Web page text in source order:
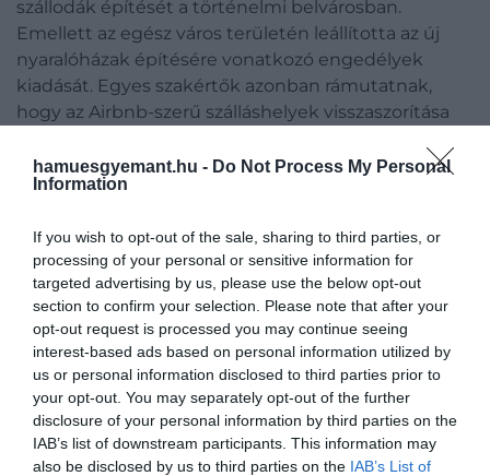
hamuesgyemant.hu - Do Not Process My Personal
Information
If you wish to opt-out of the sale, sharing to third parties, or
processing of your personal or sensitive information for
targeted advertising by us, please use the below opt-out
section to confirm your selection. Please note that after your
opt-out request is processed you may continue seeing
interest-based ads based on personal information utilized by
us or personal information disclosed to third parties prior to
your opt-out. You may separately opt-out of the further
disclosure of your personal information by third parties on the
IAB’s list of downstream participants. This information may
also be disclosed by us to third parties on the IAB’s List of
szállodák építését a történelmi belvárosban.
Emellett az egész város területén leállította az új
nyaralóházak építésére vonatkozó engedélyek
kiadását. Egyes szakértők azonban rámutatnak,
hogy az Airbnb-szerű szálláshelyek visszaszorítása
Ugyanakkor a város polgármestere kizárta annak
látogatói korlátokat vezessenek be:
Nem tudjuk és nem is
akarjuk szabályozni a
városba való bejutást, mint
Dubrovnikban vagy
Velencében, ahol a